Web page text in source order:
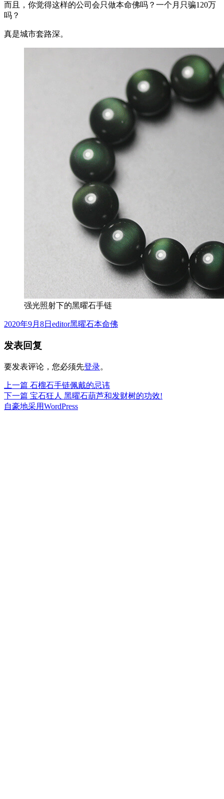
而且，你觉得这样的公司会只做本命佛吗？一个月只骗120万
吗？
真是城市套路深。
强光照射下的黑曜石手链
发
于
2020年9月8日 作
editor分
黑曜石本命佛
发表回复
要发表评论，您必须先登录。
文
章
上一篇 上
篇
文
石榴石手链佩戴的忌讳
下一篇 下
篇
宝石狂人 黑曜石葫芦和发财树的功效!
自豪地采用WordPress